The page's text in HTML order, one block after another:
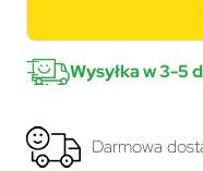
Wysyłka w 3-5
Darmowa